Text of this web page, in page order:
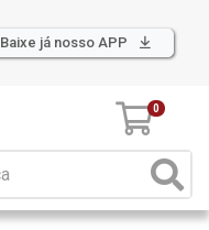
Baixe já nosso APP
0